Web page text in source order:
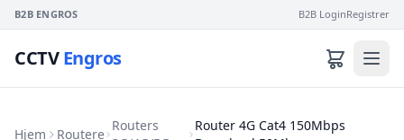
B2B ENGROS B2B LoginRegistrer
CCTVEngros
Hjem Routere
Routers
Router 4G Cat4 150Mbps